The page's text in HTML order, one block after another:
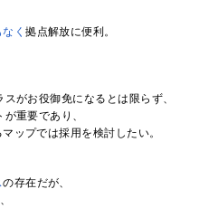
なく拠点解放に便利。
がお役御免になるとは限らず、
重要であり、
ップでは採用を検討したい。
の存在だが、